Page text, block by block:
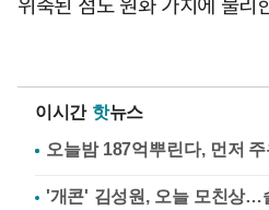
이시간 핫뉴스
'개콘' 김성원, 오늘 모친상…